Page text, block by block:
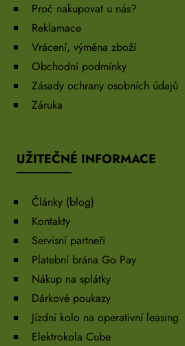
Proč nakupovat u nás?
Reklamace
Vrácení, výměna zboží
Obchodní podmínky
Zásady ochrany osobních údajů
Záruka
UŽITEČNÉ INFORMACE
Články (blog)
Kontakty
Servisní partneři
Platební brána Go Pay
Nákup na splátky
Dárkové poukazy
Jízdní kolo na operativní leasing
Elektrokola Cube